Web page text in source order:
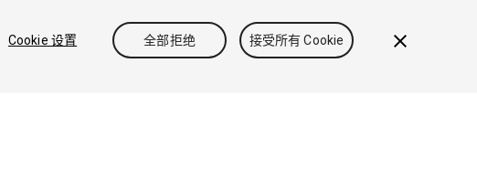
Cookie 设置 全部拒绝 接受所有 Cookie